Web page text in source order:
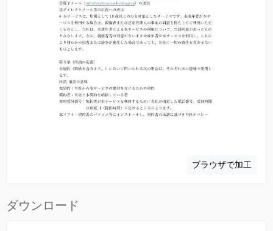
ブラウザで加工
ダウンロード